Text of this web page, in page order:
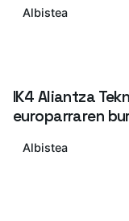
Albistea
IK4 Aliantza
europarraren
Albistea